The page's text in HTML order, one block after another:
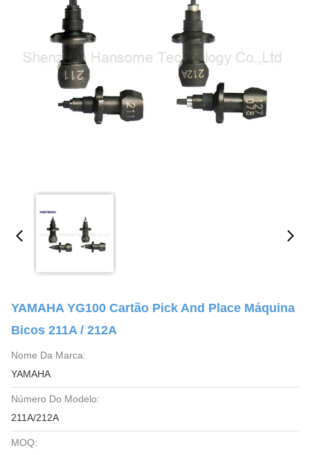
YAMAHA YG100 Cartão Pick And Place Máquina
Bicos 211A / 212A
Nome Da Marca:
YAMAHA
Número Do Modelo:
211A/212A
MOQ: